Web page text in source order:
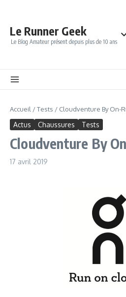
Le Runner Geek
Le Blog Amateur présent depuis plus de 10 ans
Accueil /Tests / Cloudventure By On-
Actus Chaussures Tests
Cloudventure By
17 avril 2019